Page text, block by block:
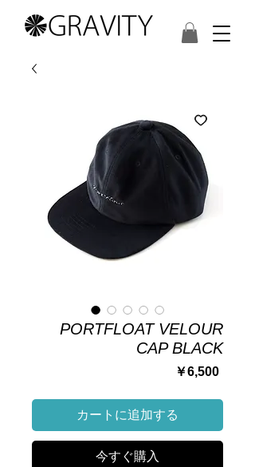
PORTFLOAT VELOUR
CAP BLACK
￥6,500価
カートに追加する
今すぐ購入